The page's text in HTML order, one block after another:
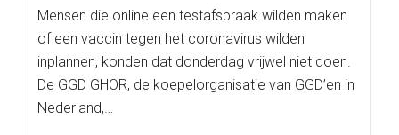
Mensen die online een testafspraak wilden maken
of een vaccin tegen het coronavirus wilden
inplannen, konden dat donderdag vrijwel niet doen.
De GGD GHOR, de koepelorganisatie van GGD’en in
Nederland,…